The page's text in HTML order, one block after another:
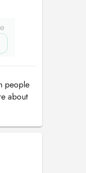
people
about
be
next.